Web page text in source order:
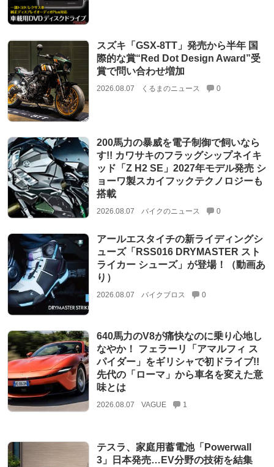
スズキ「GSX-8TT」発売から半年 国
際的な賞“Red Dot Design Award”受
賞で問い合わせ増加
2026.08.07 くるまのニュース 0
200馬力の暴威を電子制御で飼いなら
す!! カワサキのフラッグシップネイキ
ッド「Z H2 SE」2027年モデル発売 シ
ョーワ製スカイフックテクノロジーも
搭載
2026.08.07 バイクのニュース 0
アールエスタイチの新ライディングシ
ューズ「RSS016 DRYMASTER スト
ライカー シューズ」が登場！（動画あ
り）
2026.08.07 バイクブロス 0
640馬力のV8が痛快なのに乗り心地し
なやか！ フェラーリ「アマルフィ ス
パイダー」をギリシャで初ドライブ!!
先代の「ローマ」から車名を変えた意
味とは
2026.08.07 VAGUE 1
テスラ、家庭用蓄電池「Powerwall
3」日本発売…EV分野の技術を結集